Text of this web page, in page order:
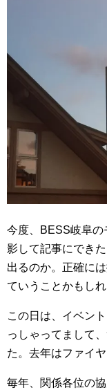
今度、BESS岐阜の
影して記事にでき
出るのか。正確に
ていうことかもしれ
この日は、イベン
っしゃってまして
た。去年はファイ
毎年、関係各位の